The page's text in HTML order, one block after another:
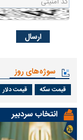
سوژه‌های روز
قیمت سکه قیمت دلار
انتخاب سردبیر